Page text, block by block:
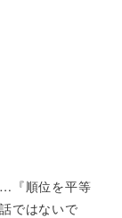
『順位を平等
ではないで